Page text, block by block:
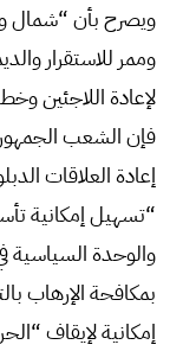
ويصرح بأن “شمال
وممر للاستقرار
لإعادة اللاجئين
إعادة العلاقات
“تسهيل إمكانية
والوحدة السياسية
بمكافحة الإرهاب
إمكانية لإيقاف